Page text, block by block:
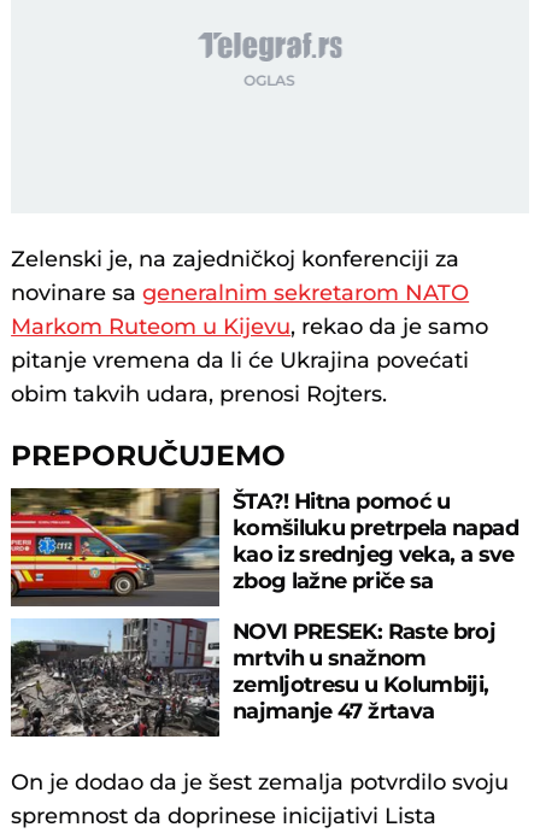
Zelenski je, na zajedničkoj konferenciji za
novinare sageneralnim sekretarom NATO
Markom Ruteom u Kijevu, rekao da je samo
pitanje vremena da li će Ukrajina povećati
obim takvih udara, prenosi Rojters.
PREPORUČUJEMO
ŠTA?! Hitna pomoć u
komšiluku pretrpela napad
kao iz srednjeg veka, a sve
zbog lažne priče sa
NOVI PRESEK: Raste broj
mrtvih u snažnom
zemljotresu u Kolumbiji,
najmanje 47 žrtava
On je dodao da je šest zemalja potvrdilo svoju
spremnost da doprinese inicijativi Lista